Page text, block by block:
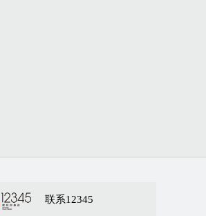
联系12345